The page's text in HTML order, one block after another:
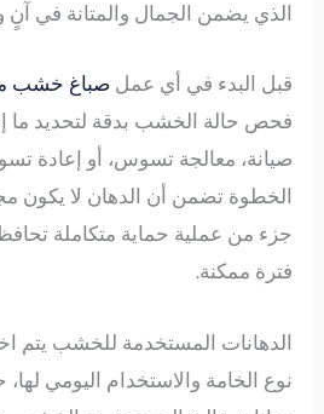
الذي يضمن الجمال والمتانة في آنٍ
قبل البدء في أي عملصباغ خشب
فحص حالة الخشب بدقة لتحديد ما
صيانة، معالجة تسوس، أو إعادة
الخطوة تضمن أن الدهان لا
جزء من عملية حماية متكاملة
فترة ممكنة.
الدهانات المستخدمة للخشب يتم
نوع الخامة والاستخدام اليومي